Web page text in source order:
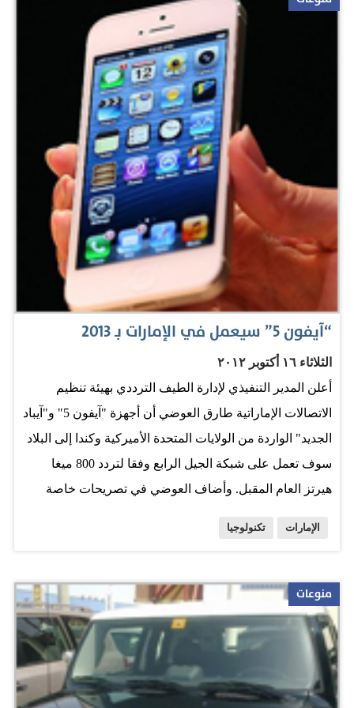
أبرز أهمية مساندة الدول العربية والأفروآسيوية لمصر لتحرير
أرضها واسترداد حقوقها، وعلى رأس هذه الدول دولة الإمارات
ورئيسها الراحل الشيخ زايد بن سلطان آل نهيان، حيث تم
تقديم درع المنظمة للسفارة الإماراتية بالقاهرة، عرفانًا بدور
الشيخ زايد - رحمه الله. وتضمن الاحتفال كلمات عدة من
الحضور، أشادت بذكرى الشيخ زايد ومواقفه خلال حرب
صحافيًا أجنبيًا؛ لتغطية الحرب على الجبهتين المصرية
والسورية من أجل نقل الصورة الصحيحة للغرب دون تزييف.
وقال حسن الرميثي رئيس إقليم آسيا للمنظمة العالمية
للكتاب الإفريقيين والآسيويين، إن اختيار المنظمة لتكريم
الشيخ زايد، طيب الله ثراه، جاء تقديرًا لدوره في الحرب
والسلام، حيث تشهد مصر وسوريا بالكثير من عطاءات الشيخ
“آيفون 5” سيعمل في الإمارات بـ 2013
الثلاثاء ١٦ أكتوبر ٢٠١٢
أعلن المدير التنفيذي لإدارة الطيف الترددي بهيئة تنظيم
الاتصالات الإماراتية طارق العوضي أن أجهزة "آيفون 5" و"آيباد
الجديد" الواردة من الولايات المتحدة الأميركية وكندا إلى البلاد
سوف تعمل على شبكة الجيل الرابع وفقا لتردد 800 ميغا
هيرتز العام المقبل. وأضاف العوضي في تصريحات خاصة
هيرتز. وأوضح أن الدولة سوف تطرح تردد 700 ميغا هيرتز في
عام 2015، وبالتالي ستكون شبكة الجيل الرابع داخل الإمارات
متوافقة مع كل الترددات العالمية. وكان خبير تقنية المعلومات
معتز كوكش قد تحدث لـ"سكاي نيوز عربية" قائلا "إن هاتف
"آيفون 5" الجديد الموجود بالأسواق الإماراتية لا يعمل بشكل
الإمارات تكنولوجيا
منوعات